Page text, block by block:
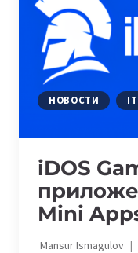
НОВОСТИ IT
iDOS
Mini
Mansur Ismagulov